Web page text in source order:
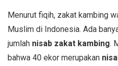
Menurut fiqih, zakat kambing
Muslim di Indonesia. Ada
jumlah nisab zakat kambing.
bahwa 40 ekor merupakan